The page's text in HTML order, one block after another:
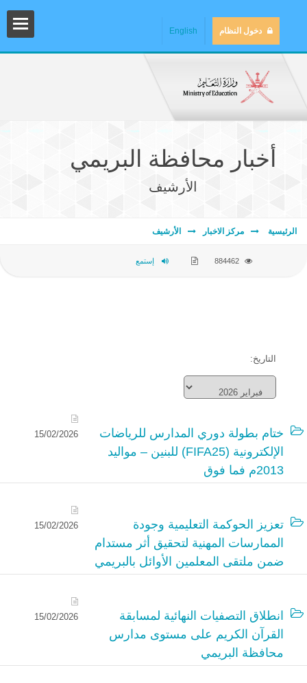
دخول النظام English
أخبار محافظة البريمي
الأرشيف
الرئيسية مركز الاخبار الأرشيف
884462 إستمع
التاريخ:
ختام بطولة دوري المدارس للرياضات
الإلكترونية (FIFA25) للبنين – مواليد
2013م فما فوق
15/02/2026
تعزيز الحوكمة التعليمية وجودة
الممارسات المهنية لتحقيق أثر مستدام
ضمن ملتقى المعلمين الأوائل بالبريمي
15/02/2026
انطلاق التصفيات النهائية لمسابقة
القرآن الكريم على مستوى مدارس
محافظة البريمي
15/02/2026